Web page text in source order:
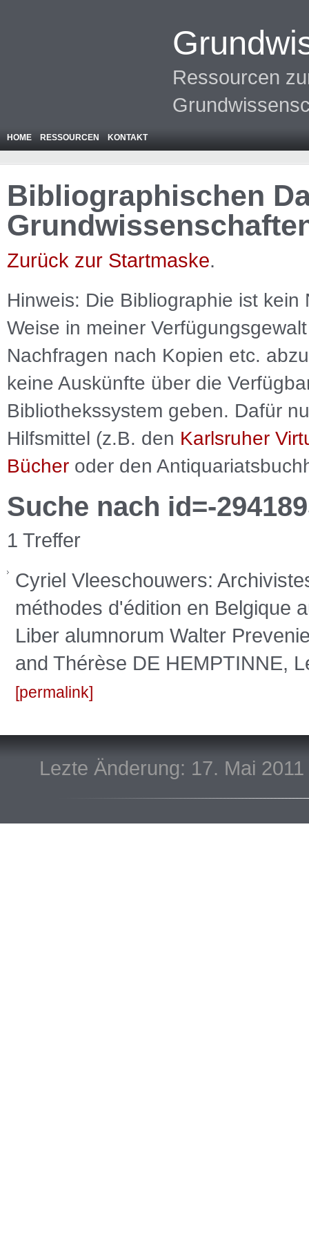
Ressourcen
HOME RESSOURCEN KONTAKT
Bibliographischen
Zurück zur Startmaske.
Hinweis: Die Bibliographie ist kein
Weise in meiner
Nachfragen nach Kopien etc.
keine Auskünfte über die
Bibliothekssystem geben. Dafür
Hilfsmittel (z.B. den Karlsruher
Bücher oder den
Suche nach id=-
1 Treffer
Cyriel Vleeschouwers:
méthodes d'édition en Belgique
Liber alumnorum Walter
and Thérèse DE HEMPTINNE,
permalink
Lezte Änderung: 17. Mai